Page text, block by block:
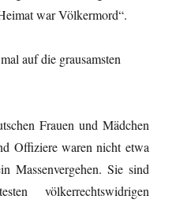
war Völkermord“.
auf die grausamsten
Frauen und Mädchen
Offiziere waren nicht etwa
Massenvergehen. Sie sind
völkerrechtswidrigen